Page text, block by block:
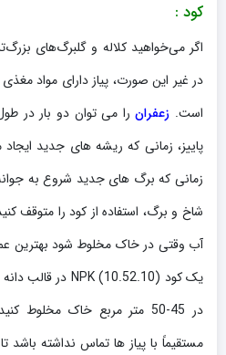
کود :
اگر می‌خواهید کلاله و گلبرگ‌های
در غیر این صورت، پیاز دارای مواد
است. زعفرانرا می توان دو بار در
پاییز، زمانی که ریشه های جدید
زمانی که برگ های جدید شروع به
شاخ و برگ، استفاده از کود را متوقف
آب وقتی در خاک مخلوط شود بهترین
در 45-50 متر مربع خاک
مستقیماً با پیاز ها تماس نداشته باشد